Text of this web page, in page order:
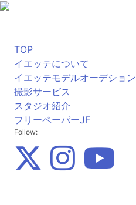
TOP
イエッテについて
イエッテモデルオーデション
撮影サービス
スタジオ紹介
フリーペーパーJF
Follow: